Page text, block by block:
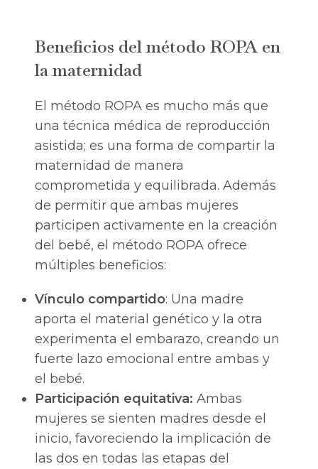
Beneficios del método ROPA en
la maternidad
El método ROPA es mucho más que
una técnica médica de reproducción
asistida; es una forma de compartir la
maternidad de manera
comprometida y equilibrada. Además
de permitir que ambas mujeres
participen activamente en la creación
del bebé, el método ROPA ofrece
múltiples beneficios:
Vínculo compartido: Una madre
aporta el material genético y la otra
experimenta el embarazo, creando un
fuerte lazo emocional entre ambas y
el bebé.
Participación equitativa: Ambas
mujeres se sienten madres desde el
inicio, favoreciendo la implicación de
las dos en todas las etapas del